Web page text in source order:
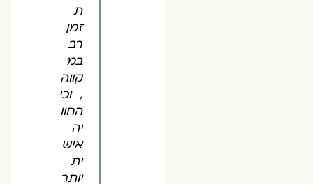
ת
זמן
רב
במ
קווה
, וכי
החוו
יה
איש
ית
יותר